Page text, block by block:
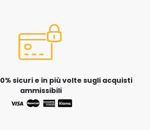
sicuri e in più volte sugli acquisti
ammissibili